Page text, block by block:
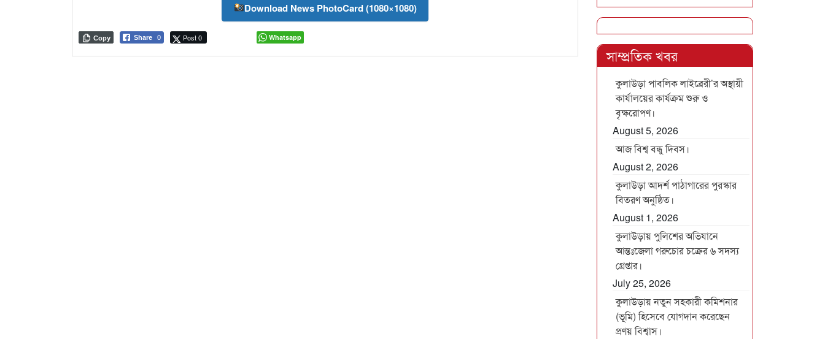
Download News PhotoCard (1080×1080)
Share 0 Post 0
Copy Whatsapp
সাম্প্রতিক খবর
কুলাউড়া পাবলিক লাইব্রেরী’র অস্থায়ী
কার্যালয়ের কার্যক্রম শুরু ও
বৃক্ষরোপণ।
August 5, 2026
আজ বিশ্ব বন্ধু দিবস।
August 2, 2026
কুলাউড়া আদর্শ পাঠাগারের পুরস্কার
বিতরণ অনুষ্ঠিত।
August 1, 2026
কুলাউড়ায় পুলিশের অভিযানে
আন্তঃজেলা গরুচোর চক্রের ৬ সদস্য
গ্রেপ্তার।
July 25, 2026
কুলাউড়ায় নতুন সহকারী কমিশনার
(ভূমি) হিসেবে যোগদান করেছেন
প্রণয় বিশ্বাস।